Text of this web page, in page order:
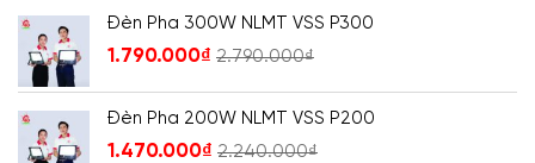
Đèn Pha 300W NLMT VSS P300
1.790.000₫ 2.790.000₫
Đèn Pha 200W NLMT VSS P200
1.470.000₫ 2.240.000₫